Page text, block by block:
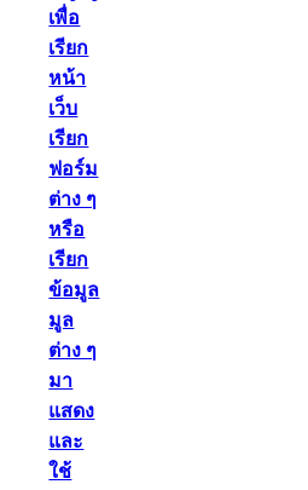
เพื่อ
เรียก
หน้า
เว็บ
เรียก
ฟอร์ม
ต่าง ๆ
หรือ
เรียก
ข้อมูล
มูล
ต่าง ๆ
มา
แสดง
และ
ใช้